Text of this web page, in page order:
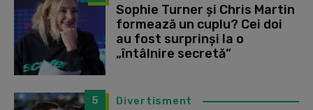
Sophie Turner și Chris Martin
formează un cuplu? Cei doi
au fost surprinși la o
„întâlnire secretă”
5 Divertisment